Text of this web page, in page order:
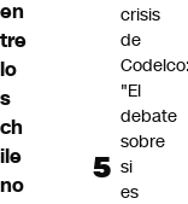
en
tre
lo
s
ch
ile
no
crisis
de
Codelco:
"El
debate
sobre
si
es